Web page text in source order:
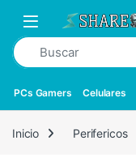
PCs Gamers Celulares
Inicio Perifericos